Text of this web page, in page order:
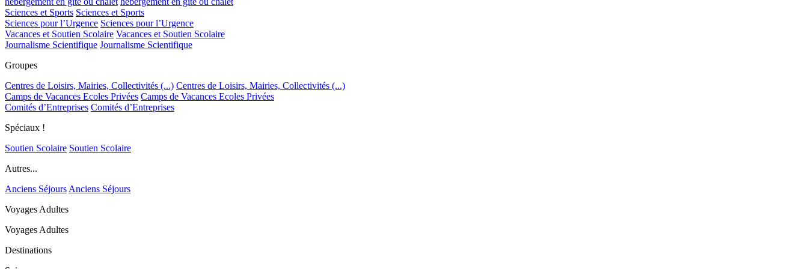
Sciences et Sports Sciences et Sports
Sciences pour l’Urgence Sciences pour l’Urgence
Vacances et Soutien Scolaire Vacances et Soutien Scolaire
Journalisme Scientifique Journalisme Scientifique
Groupes
Centres de Loisirs, Mairies, Collectivités (...) Centres de Loisirs, Mairies, Collectivités (...)
Camps de Vacances Ecoles Privées Camps de Vacances Ecoles Privées
Comités d’Entreprises Comités d’Entreprises
Spéciaux !
Soutien Scolaire Soutien Scolaire
Autres...
Anciens Séjours Anciens Séjours
Voyages Adultes
Voyages Adultes
Destinations